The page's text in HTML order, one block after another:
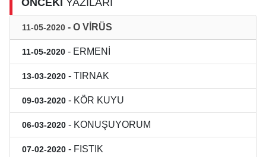
11-05-2020 - O VİRÜS
11-05-2020 - ERMENİ
13-03-2020 - TIRNAK
09-03-2020 - KÖR KUYU
06-03-2020 - KONUŞUYORUM
07-02-2020 - FISTIK